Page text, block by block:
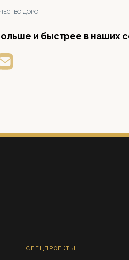
ДОРОГ
и быстрее в наших
СПЕЦПРОЕКТЫ